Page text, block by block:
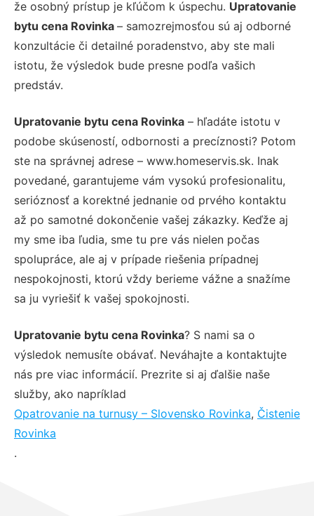
že osobný prístup je kľúčom k úspechu. Upratovanie
bytu cena Rovinka – samozrejmosťou sú aj odborné
konzultácie či detailné poradenstvo, aby ste mali
istotu, že výsledok bude presne podľa vašich
predstáv.
Upratovanie bytu cena Rovinka – hľadáte istotu v
podobe skúseností, odbornosti a precíznosti? Potom
ste na správnej adrese – www.homeservis.sk. Inak
povedané, garantujeme vám vysokú profesionalitu,
serióznosť a korektné jednanie od prvého kontaktu
až po samotné dokončenie vašej zákazky. Keďže aj
my sme iba ľudia, sme tu pre vás nielen počas
spolupráce, ale aj v prípade riešenia prípadnej
nespokojnosti, ktorú vždy berieme vážne a snažíme
sa ju vyriešiť k vašej spokojnosti.
Upratovanie bytu cena Rovinka? S nami sa o
výsledok nemusíte obávať. Neváhajte a kontaktujte
nás pre viac informácií. Prezrite si aj ďalšie naše
služby, ako napríklad
Opatrovanie na turnusy – Slovensko Rovinka, Čistenie
Rovinka
.